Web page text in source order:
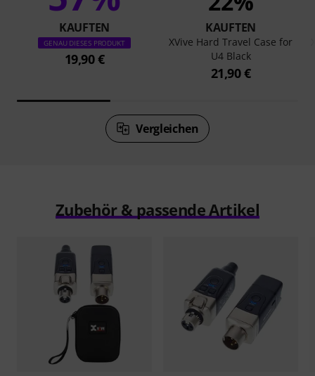
KAUFTEN
GENAU DIESES PRODUKT
19,90 €
KAUFTEN
XVive Hard Travel Case for
U4 Black
21,90 €
Vergleichen
Zubehör & passende Artikel